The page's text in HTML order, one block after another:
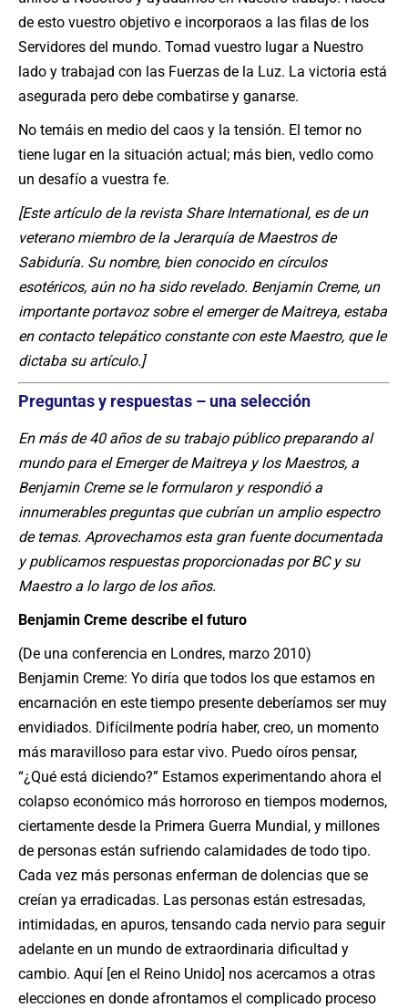
de esto vuestro objetivo e incorporaos a las filas de los
Servidores del mundo. Tomad vuestro lugar a Nuestro
lado y trabajad con las Fuerzas de la Luz. La victoria está
asegurada pero debe combatirse y ganarse.
No temáis en medio del caos y la tensión. El temor no
tiene lugar en la situación actual; más bien, vedlo como
un desafío a vuestra fe.
[Este artículo de la revista Share International, es de un
veterano miembro de la Jerarquía de Maestros de
Sabiduría. Su nombre, bien conocido en círculos
esotéricos, aún no ha sido revelado. Benjamin Creme, un
importante portavoz sobre el emerger de Maitreya, estaba
en contacto telepático constante con este Maestro, que le
dictaba su artículo.]
Preguntas y respuestas – una selección
En más de 40 años de su trabajo público preparando al
mundo para el Emerger de Maitreya y los Maestros, a
Benjamin Creme se le formularon y respondió a
innumerables preguntas que cubrían un amplio espectro
de temas. Aprovechamos esta gran fuente documentada
y publicamos respuestas proporcionadas por BC y su
Maestro a lo largo de los años.
Benjamin Creme describe el futuro
(De una conferencia en Londres, marzo 2010)
Benjamin Creme: Yo diría que todos los que estamos en
encarnación en este tiempo presente deberíamos ser muy
envidiados. Difícilmente podría haber, creo, un momento
más maravilloso para estar vivo. Puedo oíros pensar,
“¿Qué está diciendo?” Estamos experimentando ahora el
colapso económico más horroroso en tiempos modernos,
ciertamente desde la Primera Guerra Mundial, y millones
de personas están sufriendo calamidades de todo tipo.
Cada vez más personas enferman de dolencias que se
creían ya erradicadas. Las personas están estresadas,
intimidadas, en apuros, tensando cada nervio para seguir
adelante en un mundo de extraordinaria dificultad y
cambio. Aquí [en el Reino Unido] nos acercamos a otras
elecciones en donde afrontamos el complicado proceso